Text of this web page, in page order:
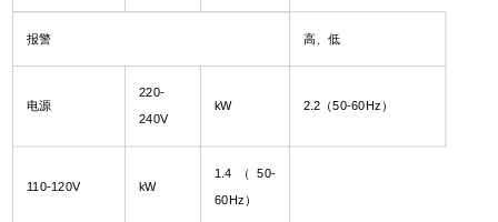
报警 高、低
电源
220-
240V
kW 2.2（50-60Hz）
110-120V kW
1.4（50-
60Hz）